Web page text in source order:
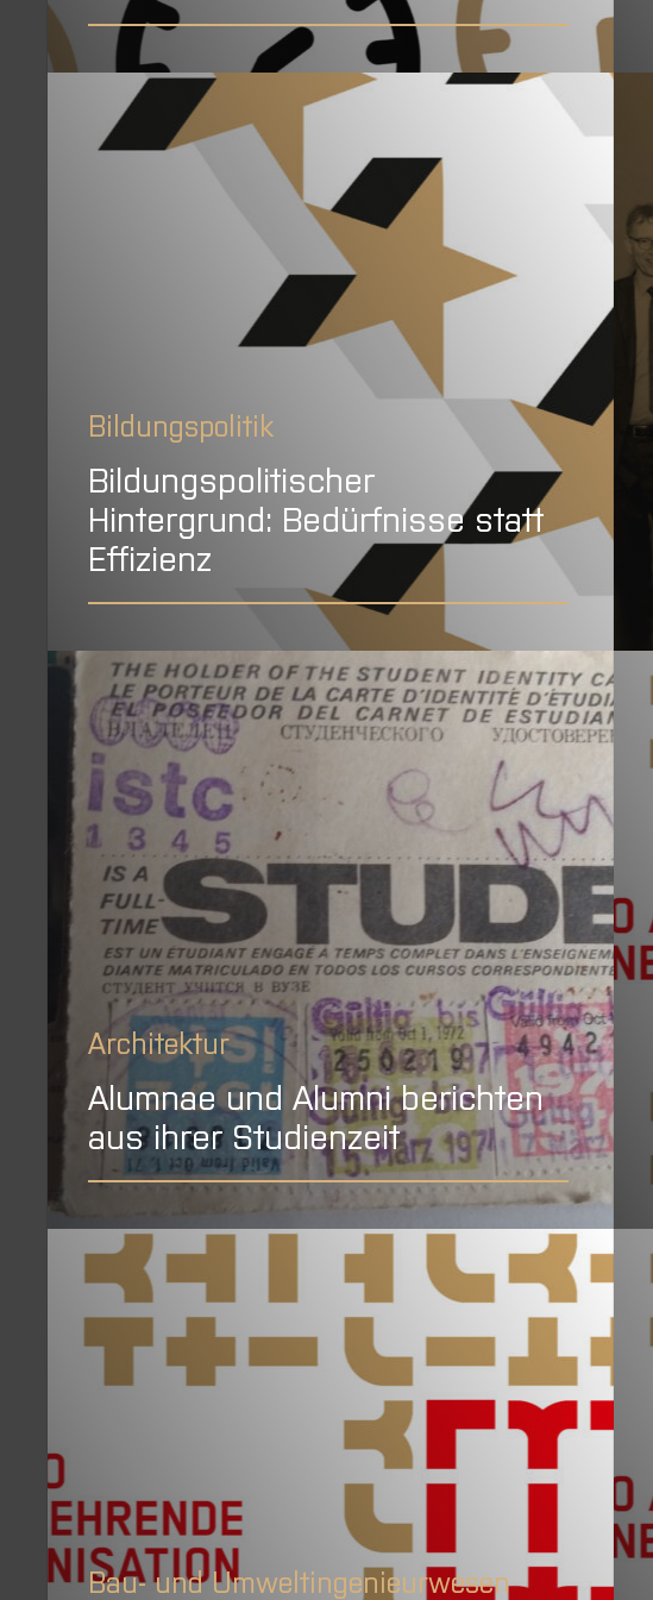
Bildungspolitik
Bildungspolitischer
Hintergrund: Bedürfnisse statt
Effizienz
Architektur
Alumnae und Alumni berichten
aus ihrer Studienzeit
Bau- und Umweltingenieurwesen